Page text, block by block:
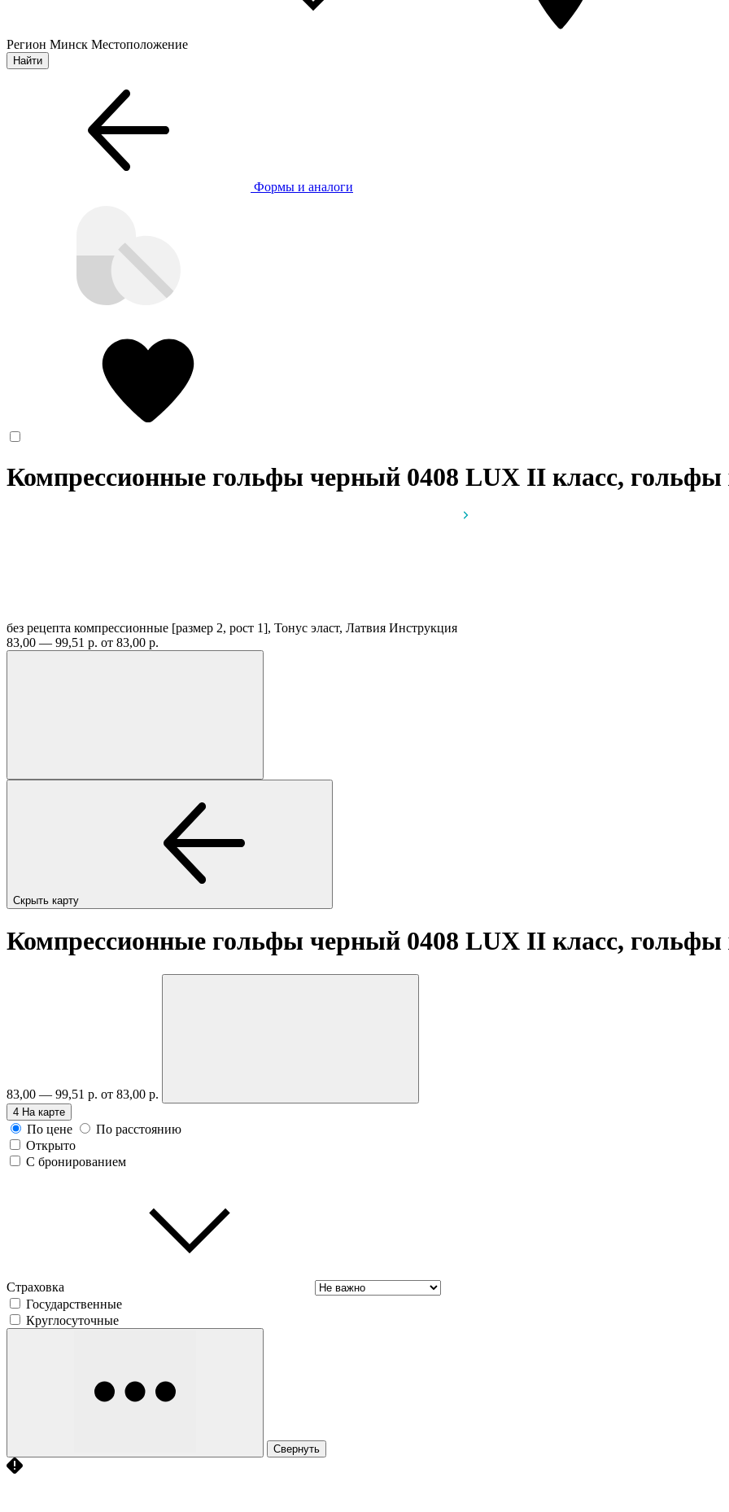
Регион Минск Местоположение
Формы и аналоги
Компрессионные гольфы черный 0408 LUX II класс, гольфы
без рецепта компрессионные [размер 2, рост 1], Тонус эласт, Латвия Инструкция
83,00 — 99,51 р. от 83,00 р.
Скрыть карту
Компрессионные гольфы черный 0408 LUX II класс, гольфы
83,00 — 99,51 р. от 83,00 р.
4 На карте
По цене
По расстоянию
Открыто
С бронированием
Страховка
Государственные
Круглосуточные
Свернуть